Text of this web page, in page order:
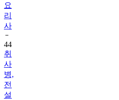
요
리
사
44
취
사
병,
전
설